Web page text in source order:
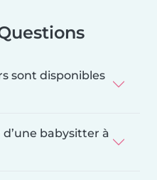
sont disponibles
babysitter à